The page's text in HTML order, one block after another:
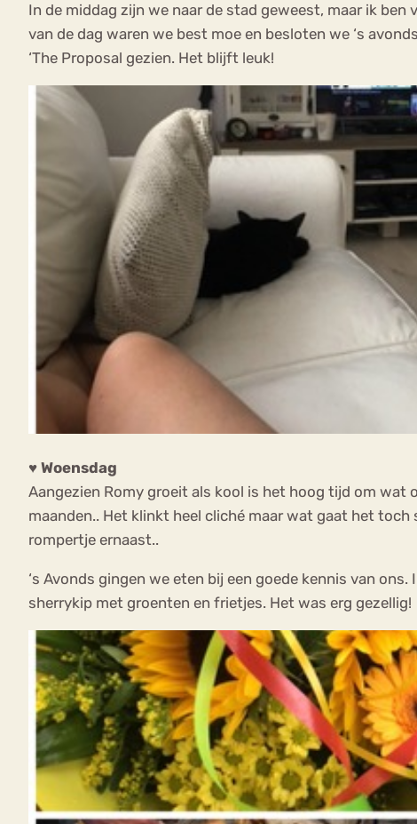
In de middag zijn we naar de stad geweest, maar ik
van de dag waren we best moe en besloten we ‘s
‘The Proposal gezien. Het blijft leuk!
♥ Woensdag
Aangezien Romy groeit als kool is het hoog tijd om wat
maanden.. Het klinkt heel cliché maar wat gaat het
rompertje ernaast..
‘s Avonds gingen we eten bij een goede kennis van
sherrykip met groenten en frietjes. Het was erg gezellig!